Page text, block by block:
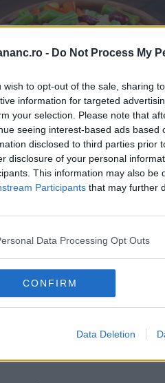
- Do Not Process My
wish to opt-out of the sale, sharing
information for targeted
your selection. Please note that
seeing interest-based ads
disclosed to third parties prior
disclosure of your personal
This information may also be
Participants that may further
Data Processing Opt Outs
CONFIRM
Data Deletion
faci ca legumele
să aiba un gust la fel
bun ca și cele proaspete
tradițională românească
ușoară pe care o